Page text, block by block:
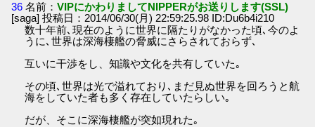
36 名前：VIPにかわりましてNIPPERがお送りします(SSL)
[saga] 投稿日：2014/06/30(月) 22:59:25.98 ID:Du6b4i210
数十年前､現在のように世界に隔たりがなかった頃､今のよ
うに､世界は深海棲艦の脅威にさらされておらず､
互いに干渉をし、知識や文化を共有していた｡
その頃､世界は光で溢れており､まだ見ぬ世界を回ろうと航
海をしていた者も多く存在していたらしい｡
だが、そこに深海棲艦が突如現れた｡